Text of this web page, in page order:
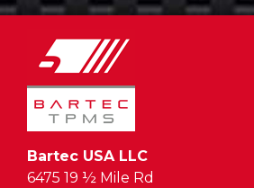
Bartec USA LLC
6475 19 ½ Mile Rd